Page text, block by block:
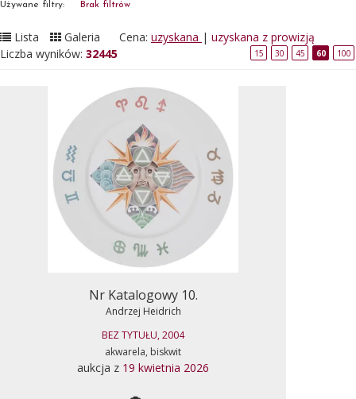
Używane filtry: Brak filtrów
Lista Galeria Cena: uzyskana | uzyskana z prowizją
Liczba wyników: 32445 15 30 45 60 100
Nr Katalogowy 10.
Andrzej Heidrich
BEZ TYTUŁU, 2004
akwarela, biskwit
aukcja z 19 kwietnia 2026